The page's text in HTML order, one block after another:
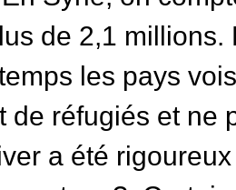
de 2,1
les pays
de réfugiés et ne
a été